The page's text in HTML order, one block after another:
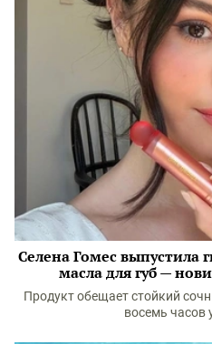
Селена Гомес выпустила
масла для губ —
Продукт обещает стойкий
восемь часов